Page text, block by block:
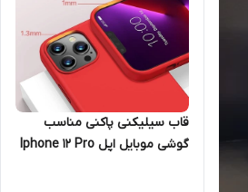
قاب سیلیکنی پاکنی مناسب
گوشی موبایل اپل Iphone 12 Pro